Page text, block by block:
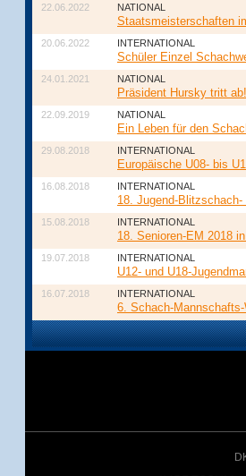
22.06.2022 NATIONAL
Staatsmeisterschaften
20.06.2022 INTERNATIONAL
Schüler Einzel
24.01.2021 NATIONAL
Präsident Hursky tritt ab!
22.09.2019 NATIONAL
Ein Leben für den
29.08.2018 INTERNATIONAL
Europäische U08- bis
16.08.2018 INTERNATIONAL
18. Jugend-
15.08.2018 INTERNATIONAL
18. Senioren-EM 2018
19.07.2018 INTERNATIONAL
U12- und U18-
16.07.2018 INTERNATIONAL
6. Schach-